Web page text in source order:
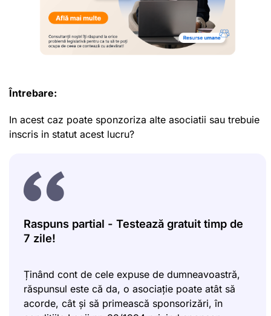
Întrebare:
In acest caz poate sponzoriza alte asociatii sau trebuie
inscris in statut acest lucru?
Raspuns partial - Testează gratuit timp de
7 zile!
Ținând cont de cele expuse de dumneavoastră,
răspunsul este că da, o asociație poate atât să
acorde, cât și să primească sponsorizări, în